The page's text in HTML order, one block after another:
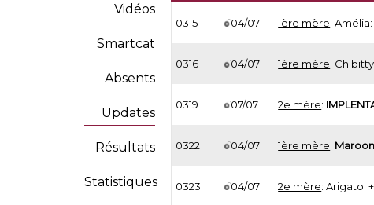
Vidéos
Smartcat
Absents
Updates
Résultats
Statistiques
0315 04/07 1ère mère: Amélia:
0316 04/07 1ère mère:
0319 07/07 2e mère:
0322 04/07 1ère mère:
0323 04/07 2e mère: Arigato: